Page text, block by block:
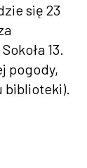
się 23
13.
pogody,
biblioteki).